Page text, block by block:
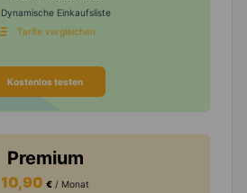
Dynamische Einkaufsliste
Tarife vergleichen
Kostenlos testen
Premium
10,90 € / Monat